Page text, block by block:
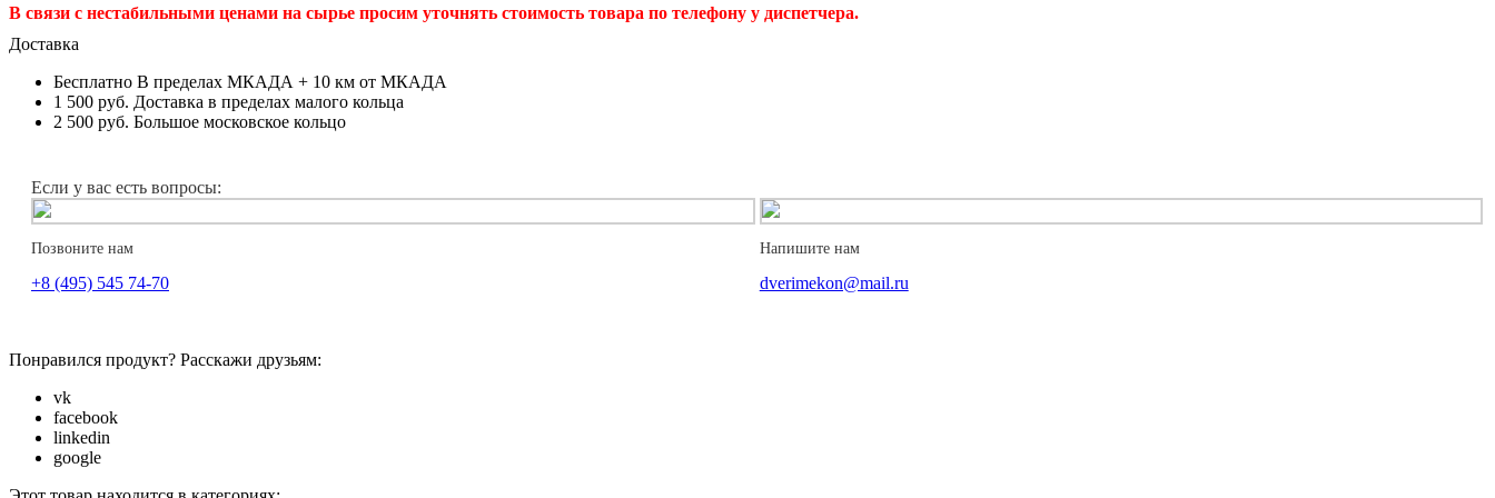
В связи с нестабильными ценами на сырье просим уточнять стоимость товара по телефону у диспетчера.
Доставка
Бесплатно В пределах МКАДА + 10 км от МКАДА
1 500 руб. Доставка в пределах малого кольца
2 500 руб. Большое московское кольцо
Если у вас есть вопросы:
Позвоните нам
+8 (495) 545 74-70
Напишите нам
dverimekon@mail.ru
Понравился продукт? Расскажи друзьям:
vk
facebook
linkedin
google